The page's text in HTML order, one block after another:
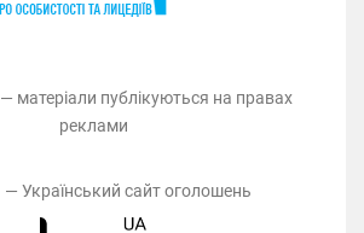
— матеріали публікуються на правах
реклами
— Український сайт оголошень